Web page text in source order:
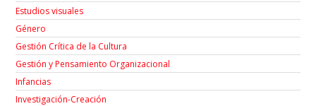
Estudios visuales
Género
Gestión Crítica de la Cultura
Gestión y Pensamiento Organizacional
Infancias
Investigación-Creación